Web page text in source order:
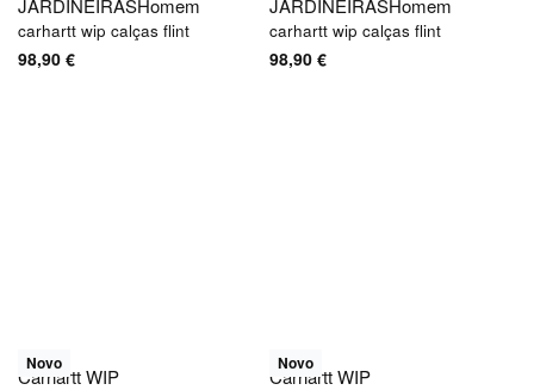
JARDINEIRASHomem
carhartt wip calças flint
98,90 €
JARDINEIRASHomem
carhartt wip calças flint
98,90 €
Novo
Carhartt WIP
Novo
Carhartt WIP